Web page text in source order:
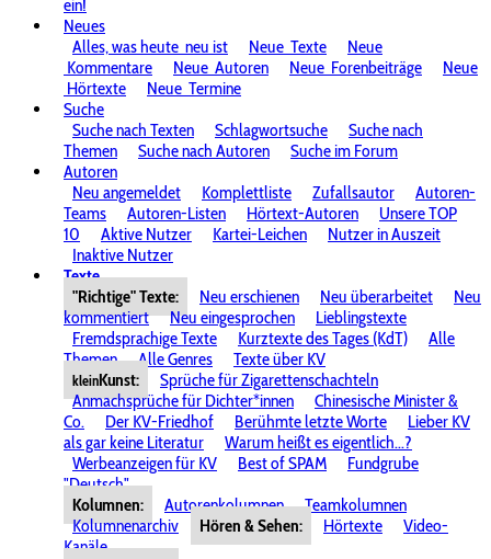
ein!
Neues
Alles, was heute neu ist Neue Texte
Neue
Kommentare
Neue Autoren Neue Forenbeiträge
Neue
Hörtexte
Neue Termine
Suche
Suche nach Texten
Schlagwortsuche
Suche nach
Themen
Suche nach Autoren
Suche im Forum
Autoren
Neu angemeldet
Komplettliste Zufallsautor
Autoren-
Teams
Autoren-Listen Hörtext-Autoren
Unsere TOP
10
Aktive Nutzer Kartei-Leichen
Nutzer in Auszeit
Inaktive Nutzer
Texte
"Richtige" Texte:
Neu erschienen Neu überarbeitet
Neu
kommentiert
Neu eingesprochen
Lieblingstexte
Fremdsprachige Texte
Kurztexte des Tages (KdT)
Alle
Themen
Alle Genres Texte über KV
kleinKunst:
Sprüche für Zigarettenschachteln
Anmachsprüche für Dichter*innen
Chinesische Minister &
Co.
Der KV-Friedhof Berühmte letzte Worte
Lieber KV
als gar keine Literatur
Warum heißt es eigentlich...?
Werbeanzeigen für KV
Best of SPAM
Fundgrube
"Deutsch"
Kolumnen:
Autorenkolumnen
Teamkolumnen
Kolumnenarchiv
Hören & Sehen: Hörtexte
Video-
Kanäle